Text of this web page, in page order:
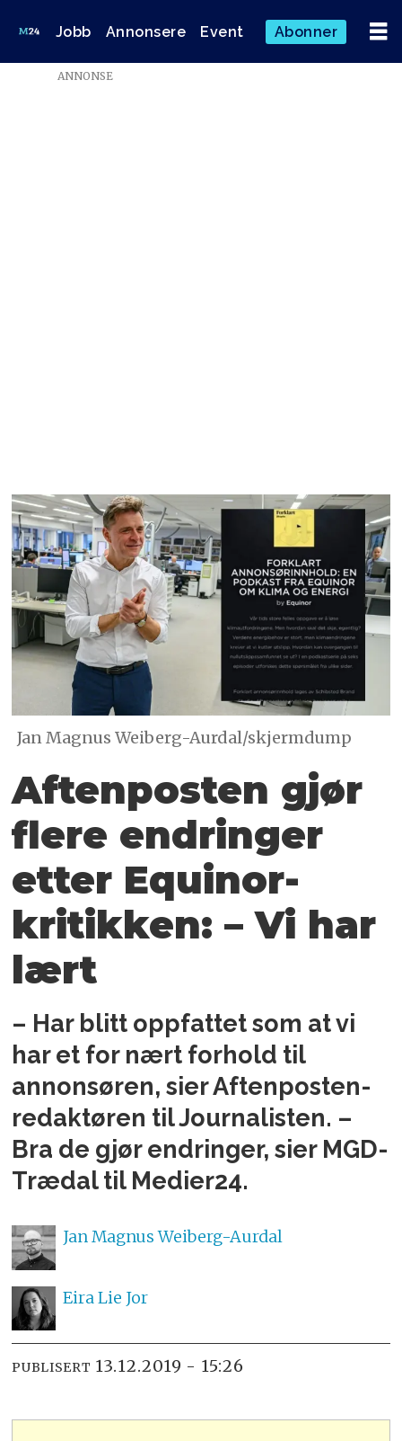
Jobb Annonsere Event Abonner
ANNONSE
Jan Magnus Weiberg-Aurdal/skjermdump
Aftenposten gjør
flere endringer
etter Equinor-
kritikken: – Vi har
lært
– Har blitt oppfattet som at vi
har et for nært forhold til
annonsøren, sier Aftenposten-
redaktøren til Journalisten. –
Bra de gjør endringer, sier MGD-
Trædal til Medier24.
Jan Magnus Weiberg-Aurdal
Eira Lie Jor
PUBLISERT 13.12.2019 - 15:26